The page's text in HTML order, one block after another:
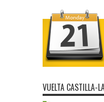
VUELTA CASTILLA-